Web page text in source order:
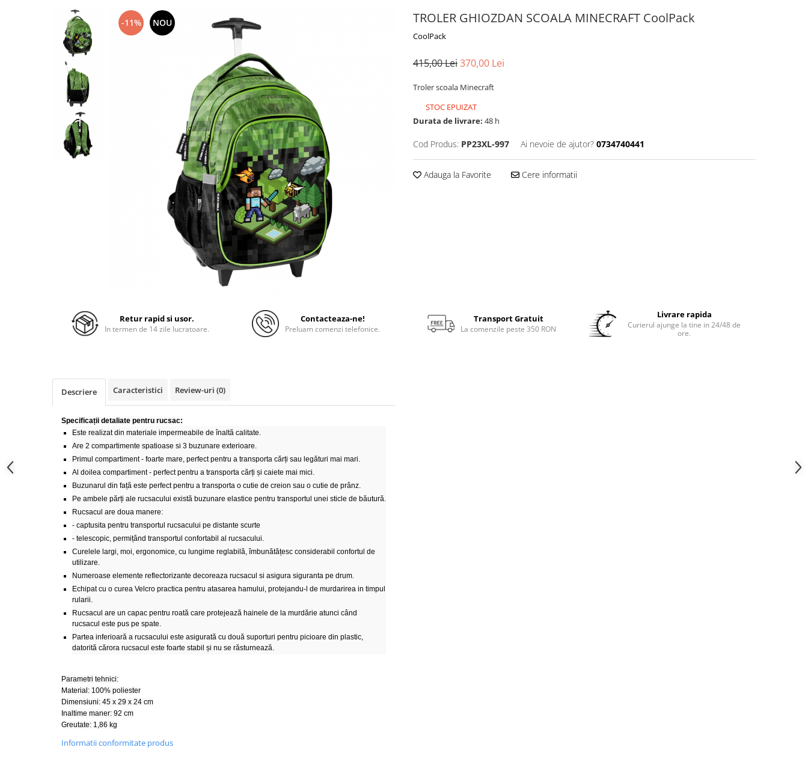
TROLER GHIOZDAN SCOALA MINECRAFT CoolPack
CoolPack
-11% NOU
415,00 Lei370,00 Lei
Troler scoala Minecraft
STOC EPUIZAT
Durata de livrare: 48 h
Cod Produs: PP23XL-997 Ai nevoie de ajutor? 0734740441
Adauga la Favorite Cere informatii
Retur rapid si usor.
In termen de 14 zile lucratoare.
Contacteaza-ne!
Preluam comenzi telefonice.
Transport Gratuit
La comenzile peste 350 RON
Livrare rapida
Curierul ajunge la tine in 24/48 de
ore.
Descriere Caracteristici Review-uri (0)
Specificații detaliate pentru rucsac:
Este realizat din materiale impermeabile de înaltă calitate.
Are 2 compartimente spatioase si 3 buzunare exterioare.
Primul compartiment - foarte mare, perfect pentru a transporta cărți sau legături mai mari.
Al doilea compartiment - perfect pentru a transporta cărți și caiete mai mici.
Buzunarul din față este perfect pentru a transporta o cutie de creion sau o cutie de prânz.
Pe ambele părți ale rucsacului există buzunare elastice pentru transportul unei sticle de băutură.
Rucsacul are doua manere:
- captusita pentru transportul rucsacului pe distante scurte
- telescopic, permițând transportul confortabil al rucsacului.
Curelele largi, moi, ergonomice, cu lungime reglabilă, îmbunătățesc considerabil confortul de
utilizare.
Numeroase elemente reflectorizante decoreaza rucsacul si asigura siguranta pe drum.
Echipat cu o curea Velcro practica pentru atasarea hamului, protejandu-l de murdarirea in timpul
rularii.
Rucsacul are un capac pentru roată care protejează hainele de la murdărie atunci când
rucsacul este pus pe spate.
Partea inferioară a rucsacului este asigurată cu două suporturi pentru picioare din plastic,
datorită cărora rucsacul este foarte stabil și nu se răsturnează.
Parametri tehnici:
Material: 100% poliester
Dimensiuni: 45 x 29 x 24 cm
Inaltime maner: 92 cm
Greutate: 1,86 kg
Informatii conformitate produs